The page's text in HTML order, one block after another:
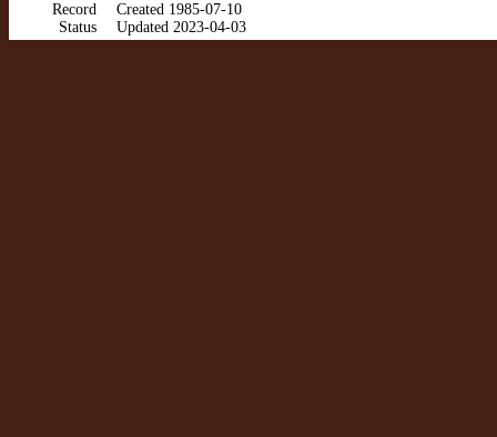
Record
Status
Created 1985-07-10
Updated 2023-04-03